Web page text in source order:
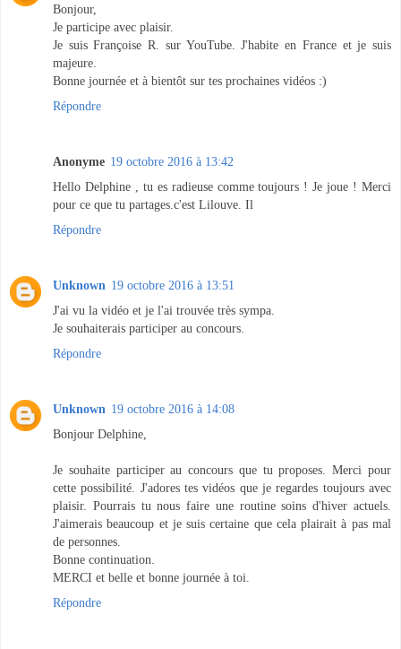
Bonjour,
Je participe avec plaisir.
Je suis Françoise R. sur YouTube. J'habite en France et je suis
majeure.
Bonne journée et à bientôt sur tes prochaines vidéos :)
Répondre
Anonyme 19 octobre 2016 à 13:42
Hello Delphine , tu es radieuse comme toujours ! Je joue ! Merci
pour ce que tu partages.c'est Lilouve. Il
Répondre
Unknown 19 octobre 2016 à 13:51
J'ai vu la vidéo et je l'ai trouvée très sympa.
Je souhaiterais participer au concours.
Répondre
Unknown 19 octobre 2016 à 14:08
Bonjour Delphine,
Je souhaite participer au concours que tu proposes. Merci pour
cette possibilité. J'adores tes vidéos que je regardes toujours avec
plaisir. Pourrais tu nous faire une routine soins d'hiver actuels.
J'aimerais beaucoup et je suis certaine que cela plairait à pas mal
de personnes.
Bonne continuation.
MERCI et belle et bonne journée à toi.
Répondre